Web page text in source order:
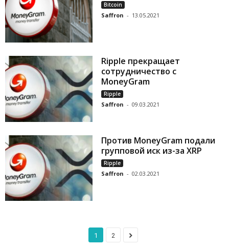
Bitcoin
Saffron - 13.05.2021
Ripple прекращает
сотрудничество с
MoneyGram
Ripple
Saffron - 09.03.2021
Против MoneyGram подали
групповой иск из-за XRP
Ripple
Saffron - 02.03.2021
1 2